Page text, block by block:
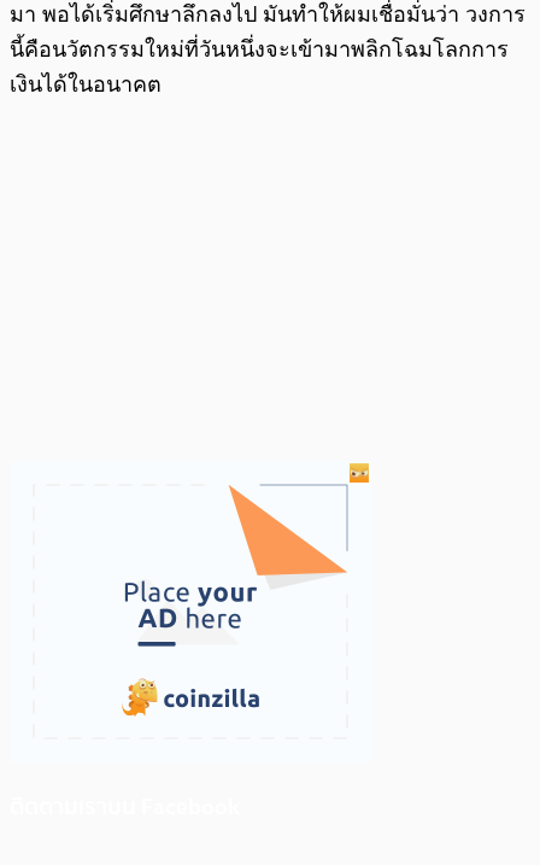
มา พอได้เริ่มศึกษาลึกลงไป มันทำให้ผมเชื่อมั่นว่า วงการ
นี้คือนวัตกรรมใหม่ที่วันหนึ่งจะเข้ามาพลิกโฉมโลกการ
เงินได้ในอนาคต